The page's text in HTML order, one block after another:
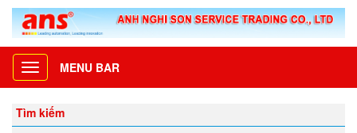
Toggle
navigation
MENU BAR
Tìm kiếm